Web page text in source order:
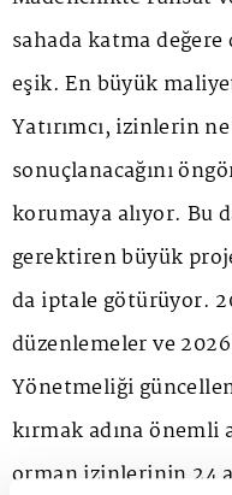
sahada katma
eşik. En büyük
Yatırımcı, izinlerin
sonuçlanacağını
korumaya alıyor. Bu
gerektiren büyük
da iptale götürüyor.
düzenlemeler ve
Yönetmeliği
kırmak adına
orman izinlerinin 24